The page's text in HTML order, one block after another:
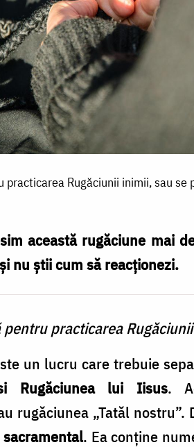
Rugăciunii inimii, sau
această rugăciune mai
nu știi cum să reacționezi.
practicarea
un lucru care trebuie
Rugăciunea lui Iisus.
rugăciunea „Tatăl nostru”.
. Ea conţine